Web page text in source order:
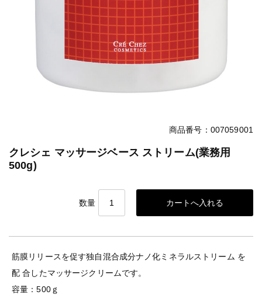
商品番号：007059001
クレシェ マッサージベース ストリーム(業務用
500g)
数量
筋膜リリースを促す独自混合成分ナノ化ミネラルストリーム を
配 合したマッサージクリームです。
容量：500ｇ